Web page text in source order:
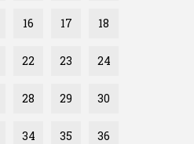
16 17 18
22 23 24
28 29 30
34 35 36